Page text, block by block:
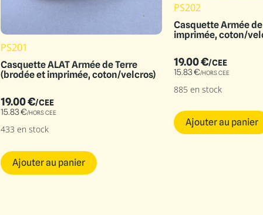
PS201
Casquette ALAT Armée de Terre
(brodée et imprimée, coton/velcros)
19.00€/CEE
15.83€/HORS CEE
433 en stock
Ajouter au panier
PS202
Casquette Armée
imprimée, coton/
19.00€/CEE
15.83€/HORS CEE
885 en stock
Ajouter au panier